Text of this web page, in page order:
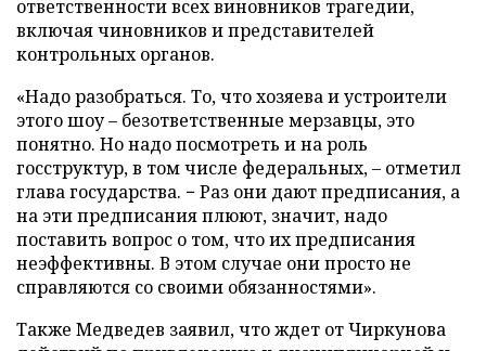
ответственности всех виновников трагедии,
включая чиновников и представителей
контрольных органов.
«Надо разобраться. То, что хозяева и устроители
этого шоу – безответственные мерзавцы, это
понятно. Но надо посмотреть и на роль
госструктур, в том числе федеральных, – отметил
глава государства. − Раз они дают предписания, а
на эти предписания плюют, значит, надо
поставить вопрос о том, что их предписания
неэффективны. В этом случае они просто не
справляются со своими обязанностями».
Также Медведев заявил, что ждет от Чиркунова